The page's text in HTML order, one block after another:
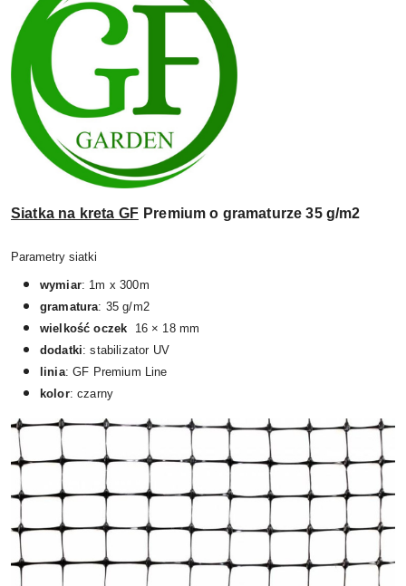
Siatka na kreta GF Premium o gramaturze 35 g/m2
Parametry siatki
wymiar: 1m x 300m
gramatura: 35 g/m2
wielkość oczek
16 × 18 mm
dodatki: stabilizator UV
linia: GF Premium Line
kolor: czarny